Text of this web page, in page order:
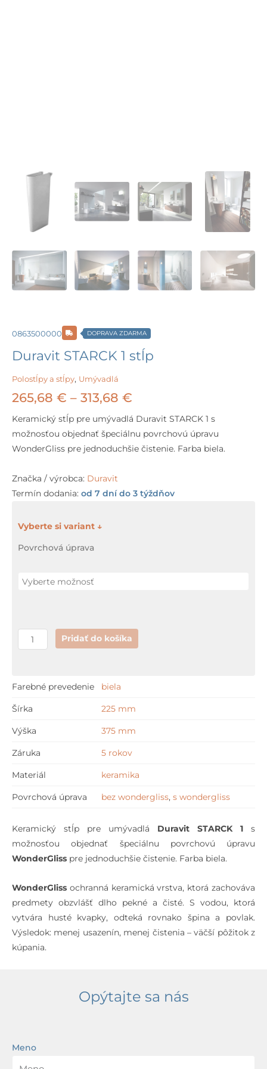
0863500000 DOPRAVA ZDARMA
Duravit STARCK 1 stĺp
Polostĺpy a stĺpy, Umývadlá
265,68 € – 313,68 €
range:
265,68 €
313,68 €
Keramický stĺp pre umývadlá Duravit STARCK 1 s
možnosťou objednať špeciálnu povrchovú úpravu
WonderGliss pre jednoduchšie čistenie. Farba biela.
Značka / výrobca: Duravit
Termín dodania: od 7 dní do 3 týždňov
Povrchová úprava
množstvo
stĺp
Pridať do košíka
Farebné prevedenie biela
Šírka 225 mm
Výška 375 mm
Záruka 5 rokov
Materiál keramika
Povrchová úprava bez wondergliss, s wondergliss
Keramický stĺp pre umývadlá Duravit STARCK 1 s
možnosťou objednať špeciálnu povrchovú úpravu
WonderGliss pre jednoduchšie čistenie. Farba biela.
WonderGliss ochranná keramická vrstva, ktorá zachováva
predmety obzvlášť dlho pekné a čisté. S vodou, ktorá
vytvára husté kvapky, odteká rovnako špina a povlak.
Výsledok: menej usazenín, menej čistenia – väčší pôžitok z
kúpania.
Opýtajte sa nás
Meno